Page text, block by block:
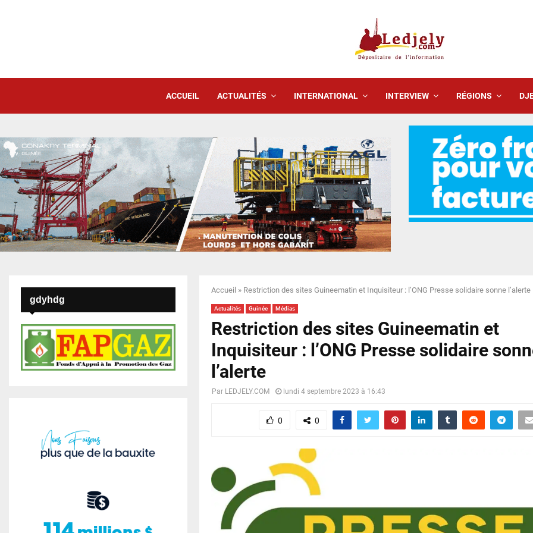
ACCUEIL ACTUALITÉS INTERNATIONAL INTERVIEW RÉGIONS
Accueil » Restriction des sites Guineematin et Inquisiteur : l’ONG Presse solidaire sonne l’alerte
Actualités Guinée Médias
Restriction des sites Guineematin et
Inquisiteur : l’ONG Presse solidaire
l’alerte
Par LEDJELY.COM lundi 4 septembre 2023 à 16:43
0 0
gdyhdg